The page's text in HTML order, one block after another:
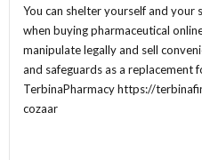
You can shelter yourself and
when buying pharmaceutical
manipulate legally and sell
and safeguards as a replacement
TerbinaPharmacyhttps://
cozaar